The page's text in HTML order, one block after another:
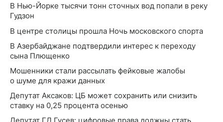
В Нью-Йорке тысячи тонн сточных вод попали в реку
Гудзон
В центре столицы прошла Ночь московского спорта
В Азербайджане подтвердили интерес к переходу
сына Плющенко
Мошенники стали рассылать фейковые жалобы
о шуме для кражи данных
Депутат Аксаков: ЦБ может сохранить или снизить
ставку на 0,25 процента осенью